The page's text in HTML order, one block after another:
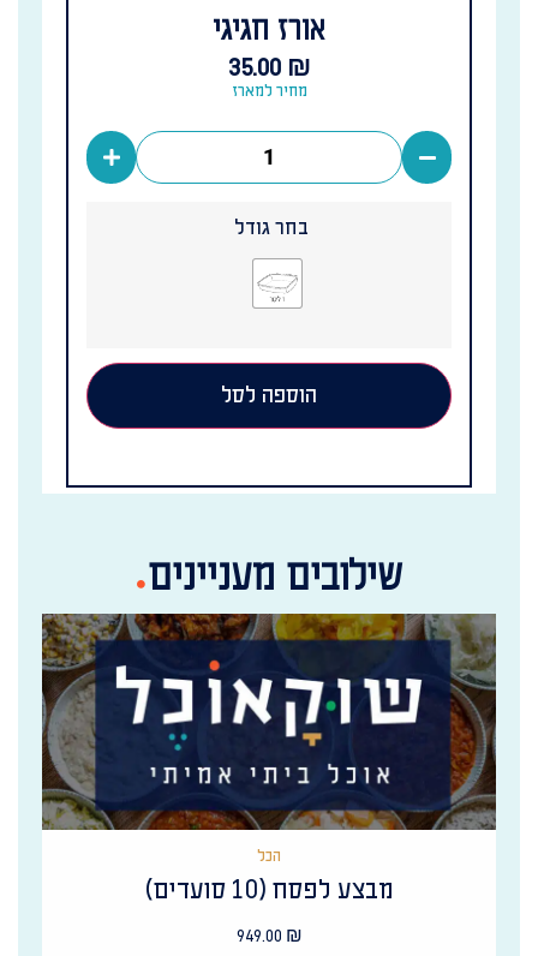
אורז חגיגי
35.00 ₪
מחיר למארז
בחר גודל
הוספה לסל
שילובים מעניינים
הכל
מבצע לפסח (10 סועדים)
949.00 ₪